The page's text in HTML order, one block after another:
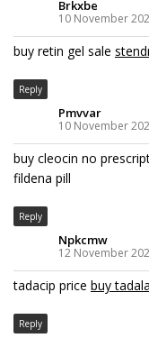
Brkxbe
10 November
buy retin gel sale
Reply
Pmvvar
10 November
buy cleocin no
fildena pill
Reply
Npkcmw
12 November
tadacip price buy
Reply